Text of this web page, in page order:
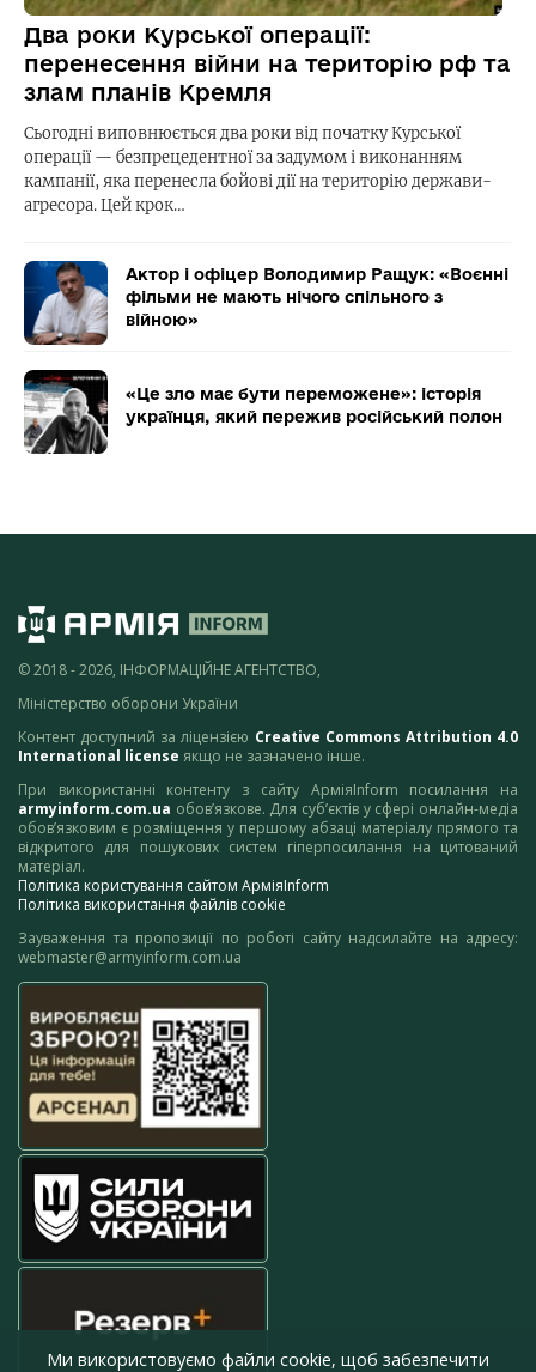
Два роки Курської операції:
перенесення війни на територію рф та
злам планів Кремля
Сьогодні виповнюється два роки від початку Курської
операції — безпрецедентної за задумом і виконанням
кампанії, яка перенесла бойові дії на територію держави-
агресора. Цей крок…
Актор і офіцер Володимир Ращук: «Воєнні
фільми не мають нічого спільного з
війною»
«Це зло має бути переможене»: історія
українця, який пережив російський полон
© 2018 - 2026, ІНФОРМАЦІЙНЕ АГЕНТСТВО,
Міністерство оборони України
Контент доступний за ліцензією Creative Commons Attribution 4.0
International license якщо не зазначено інше.
При використанні контенту з сайту АрміяInform посилання на
armyinform.com.ua обов’язкове. Для суб’єктів у сфері онлайн-медіа
обов’язковим є розміщення у першому абзаці матеріалу прямого та
відкритого для пошукових систем гіперпосилання на цитований
матеріал.
Політика користування сайтом АрміяInform
Політика використання файлів cookie
Зауваження та пропозиції по роботі сайту надсилайте на адресу:
webmaster@armyinform.com.ua
Ми використовуємо файли cookie, щоб забезпечити